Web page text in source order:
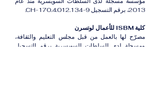
2013، برقم التسجيل CH-170.4.012.134-9.
كلية ISBM للأعمال لوتسرن
مصرّح لها بالعمل من قبل مجلس التعليم والثقافة،
ومسجلة لدى السلطات السويسرية برقم التسجيل